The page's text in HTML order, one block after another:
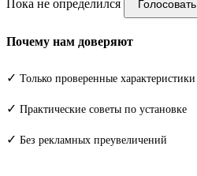
Пока не определился Голосовать
Почему нам доверяют
✓ Только проверенные характеристики
✓ Практические советы по установке
✓ Без рекламных преувеличений